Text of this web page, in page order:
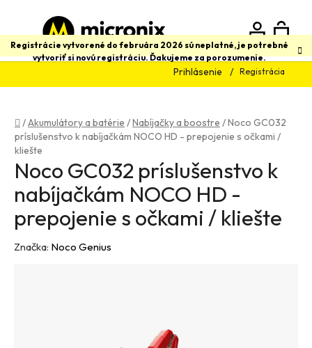
obsah
Registrácie vytvorené do februára 2026 sú neplatné, je potrebné
vytvoriť si novú registráciu. Ďakujeme za porozumenie.
Prihlásenie Registrácia
Hľadať
Domov
/Akumulátory a batérie /Nabíjačky a boostre /Noco GC032
príslušenstvo k nabíjačkám NOCO HD - prepojenie s očkami /
kliešte
Noco GC032 príslušenstvo k
nabíjačkám NOCO HD -
prepojenie s očkami / kliešte
Značka: Noco Genius